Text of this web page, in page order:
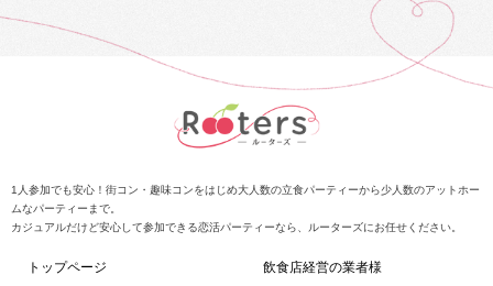
1人参加でも安心！街コン・趣味コンをはじめ大人数の立食パーティーから少人数のアットホー
ムなパーティーまで。
カジュアルだけど安心して参加できる恋活パーティーなら、ルーターズにお任せください。
トップページ
飲食店経営の業者様